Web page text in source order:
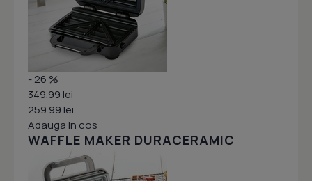
- 26 %
349.99 lei
259.99 lei
Adauga in cos
WAFFLE MAKER DURACERAMIC